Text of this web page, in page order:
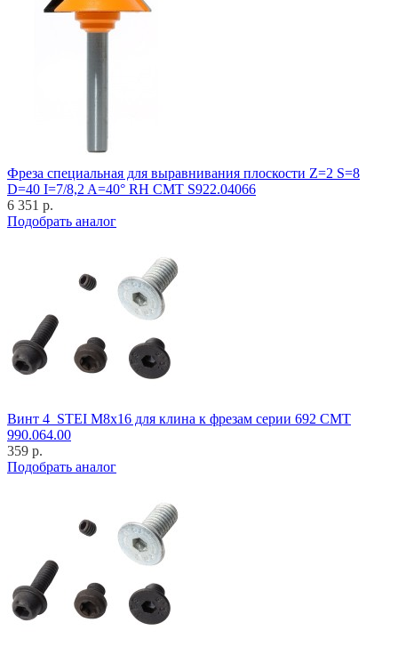
Фреза специальная для выравнивания плоскости Z=2 S=8
D=40 I=7/8,2 A=40° RH CMT S922.04066
6 351 р.
Подобрать аналог
Винт 4_STEI M8x16 для клина к фрезам серии 692 CMT
990.064.00
359 р.
Подобрать аналог